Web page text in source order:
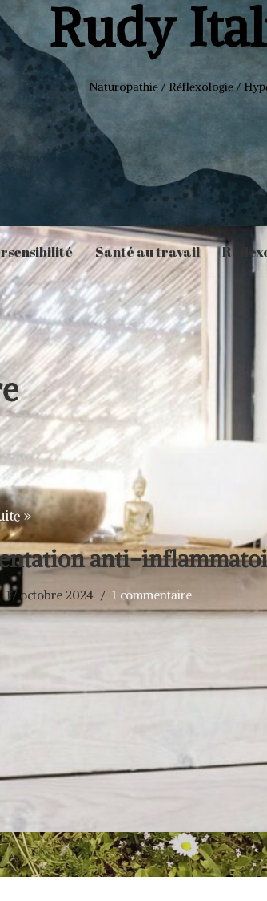
Rudy
Naturopathie / Réflexologie /
Santé au travail
»
anti-
17 octobre 2024 1 commentaire